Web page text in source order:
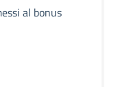
al bonus